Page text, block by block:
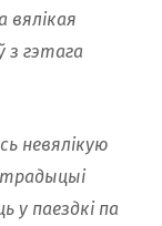
вялікая
з гэтага
невялікую
традыцыі
у паездкі па